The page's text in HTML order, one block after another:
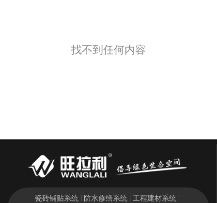
找不到任何内容
瓷砖铺贴系统 防水修缮系统 工程建材系统